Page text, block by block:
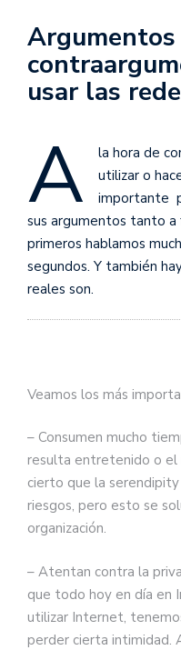
usar las
A
la hora de
utilizar o
importante
sus argumentos tanto
primeros hablamos
segundos. Y también
reales son.
Veamos los más
– Consumen mucho
resulta entretenido o el
cierto que la
riesgos, pero esto se
organización.
– Atentan contra la
que todo hoy en día en
utilizar Internet,
perder cierta intimidad.